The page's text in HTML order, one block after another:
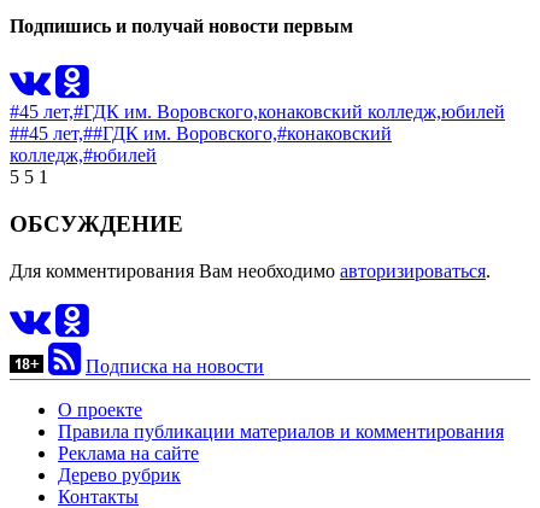
Подпишись и получай новости первым
#45 лет,#ГДК им. Воровского,конаковский колледж,юбилей
##45 лет,##ГДК им. Воровского,#конаковский
колледж,#юбилей
5 5 1
ОБСУЖДЕНИЕ
Для комментирования Вам необходимо авторизироваться.
Подписка на новости
О проекте
Правила публикации материалов и комментирования
Реклама на сайте
Дерево рубрик
Контакты